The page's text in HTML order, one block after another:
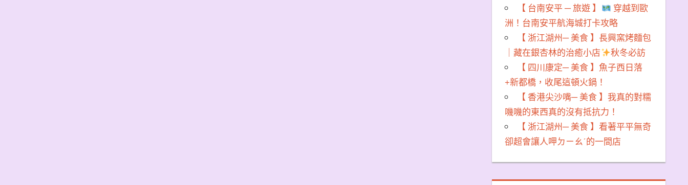
【 台南安平 ─ 旅遊 】
穿越到歐
洲！台南安平航海城打卡攻略
【 浙江湖州─ 美食 】長興窯烤麵包
｜藏在銀杏林的治癒小店
秋冬必訪
【 四川康定─ 美食 】魚子西日落
+新都橋，收尾這頓火鍋！
【 香港尖沙嘴─ 美食 】我真的對糯
嘰嘰的東西真的沒有抵抗力！
【 浙江湖州─ 美食 】看著平平無奇
卻超會讓人呷ㄉㄧㄠˊ的一間店